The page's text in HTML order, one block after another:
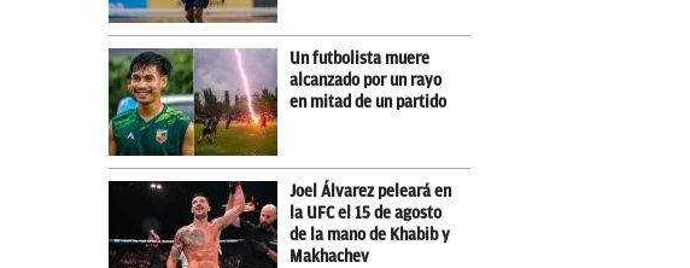
Un futbolista muere
alcanzado por un rayo
en mitad de un partido
Joel Álvarez peleará en
la UFC el 15 de agosto
de la mano de Khabib y
Makhachev